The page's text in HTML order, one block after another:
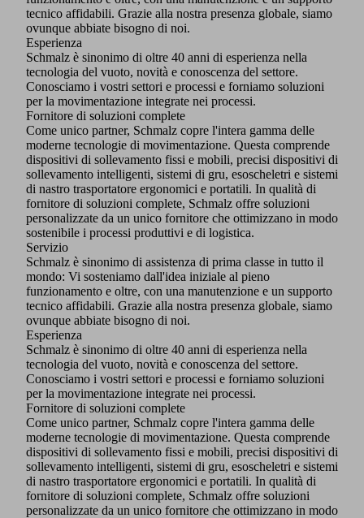
tecnico affidabili. Grazie alla nostra presenza globale, siamo
ovunque abbiate bisogno di noi.
Esperienza
Schmalz è sinonimo di oltre 40 anni di esperienza nella
tecnologia del vuoto, novità e conoscenza del settore.
Conosciamo i vostri settori e processi e forniamo soluzioni
per la movimentazione integrate nei processi.
Fornitore di soluzioni complete
Come unico partner, Schmalz copre l'intera gamma delle
moderne tecnologie di movimentazione. Questa comprende
dispositivi di sollevamento fissi e mobili, precisi dispositivi di
sollevamento intelligenti, sistemi di gru, esoscheletri e sistemi
di nastro trasportatore ergonomici e portatili. In qualità di
fornitore di soluzioni complete, Schmalz offre soluzioni
personalizzate da un unico fornitore che ottimizzano in modo
sostenibile i processi produttivi e di logistica.
Servizio
Schmalz è sinonimo di assistenza di prima classe in tutto il
mondo: Vi sosteniamo dall'idea iniziale al pieno
funzionamento e oltre, con una manutenzione e un supporto
tecnico affidabili. Grazie alla nostra presenza globale, siamo
ovunque abbiate bisogno di noi.
Esperienza
Schmalz è sinonimo di oltre 40 anni di esperienza nella
tecnologia del vuoto, novità e conoscenza del settore.
Conosciamo i vostri settori e processi e forniamo soluzioni
per la movimentazione integrate nei processi.
Fornitore di soluzioni complete
Come unico partner, Schmalz copre l'intera gamma delle
moderne tecnologie di movimentazione. Questa comprende
dispositivi di sollevamento fissi e mobili, precisi dispositivi di
sollevamento intelligenti, sistemi di gru, esoscheletri e sistemi
di nastro trasportatore ergonomici e portatili. In qualità di
fornitore di soluzioni complete, Schmalz offre soluzioni
personalizzate da un unico fornitore che ottimizzano in modo